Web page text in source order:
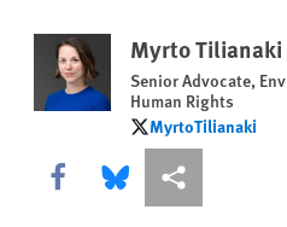
Myrto Tilianaki
Senior Advocate,
Human Rights
MyrtoTilianaki
MyrtoTilianaki
Share this via Facebook
Share this via Bluesky
Share this via